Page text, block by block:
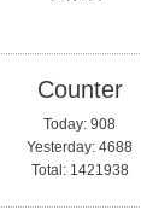
Counter
Today: 908
Yesterday: 4688
Total: 1421938